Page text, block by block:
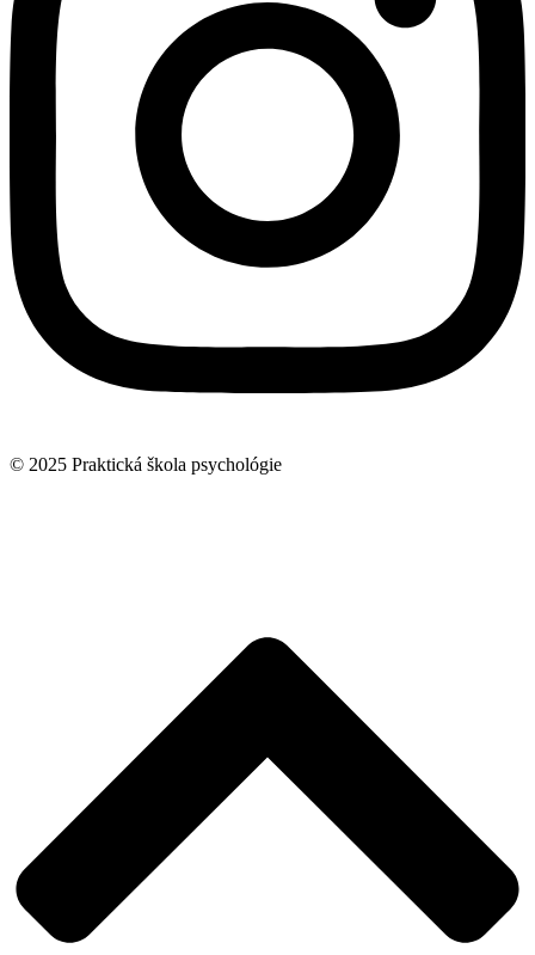
© 2025 Praktická škola psychológie